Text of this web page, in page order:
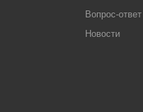
Вопрос-ответ
Новости